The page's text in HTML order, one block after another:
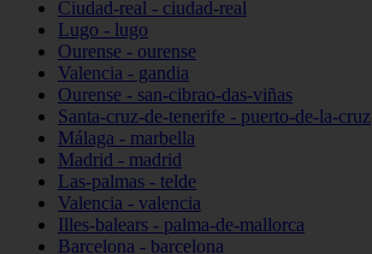
Ciudad-real - ciudad-real
Lugo - lugo
Ourense - ourense
Valencia - gandia
Ourense - san-cibrao-das-viñas
Santa-cruz-de-tenerife - puerto-de-la-cruz
Málaga - marbella
Madrid - madrid
Las-palmas - telde
Valencia - valencia
Illes-balears - palma-de-mallorca
Barcelona - barcelona